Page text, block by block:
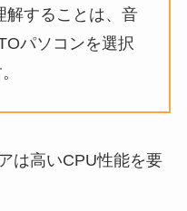
解することは、音
パソコンを選択
は高いCPU性能を要